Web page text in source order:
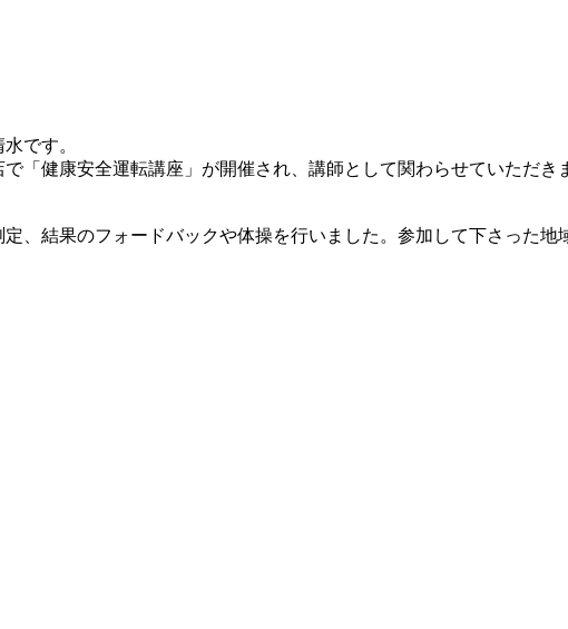
です。
「健康安全運転講座」が開催され、講師として関わらせていただ
、結果のフォードバックや体操を行いました。参加して下さった